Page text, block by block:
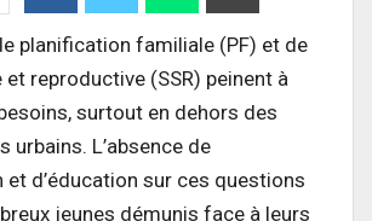
planification familiale (PF) et de
reproductive (SSR) peinent à
surtout en dehors des
urbains. L’absence de
d’éducation sur ces questions
jeunes démunis face à leurs